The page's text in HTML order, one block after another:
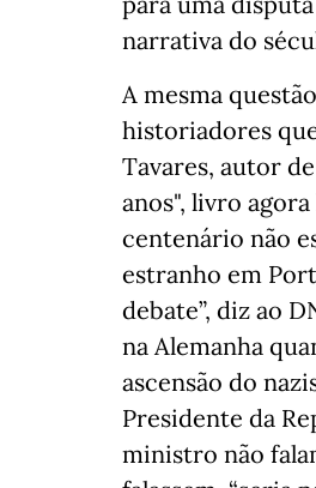
narrativa do
A mesma
historiadores
Tavares, autor
anos", livro
centenário não
estranho em
debate”, diz ao
na Alemanha
ascensão do
Presidente da
ministro não